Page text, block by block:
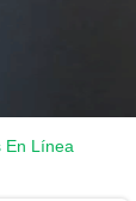
En Línea